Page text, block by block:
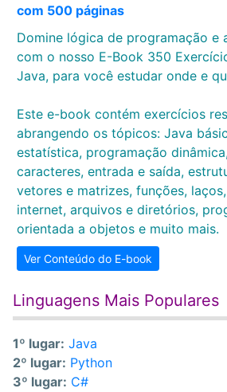
com 500 páginas
Domine lógica de programação e
com o nosso E-Book 350
Java, para você estudar onde e
Este e-book contém exercícios
abrangendo os tópicos: Java
estatística, programação
caracteres, entrada e saída,
vetores e matrizes, funções,
internet, arquivos e diretórios,
orientada a objetos e muito mais.
Ver Conteúdo do E-book
Linguagens Mais Populares
1º lugar: Java
2º lugar: Python
3º lugar: C#